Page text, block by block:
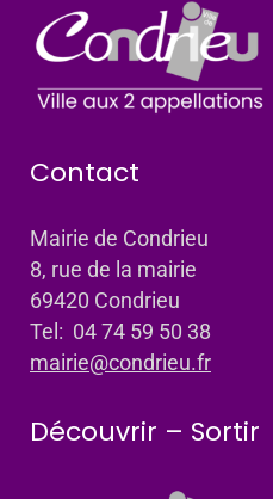
Contact
Mairie de Condrieu
8, rue de la mairie
69420 Condrieu
Tel: 04 74 59 50 38
mairie@condrieu.fr
Découvrir – Sortir